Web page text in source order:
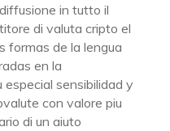
in tutto il
di valuta cripto el
formas de la lengua
en la
sensibilidad y
con valore piu
di un aiuto